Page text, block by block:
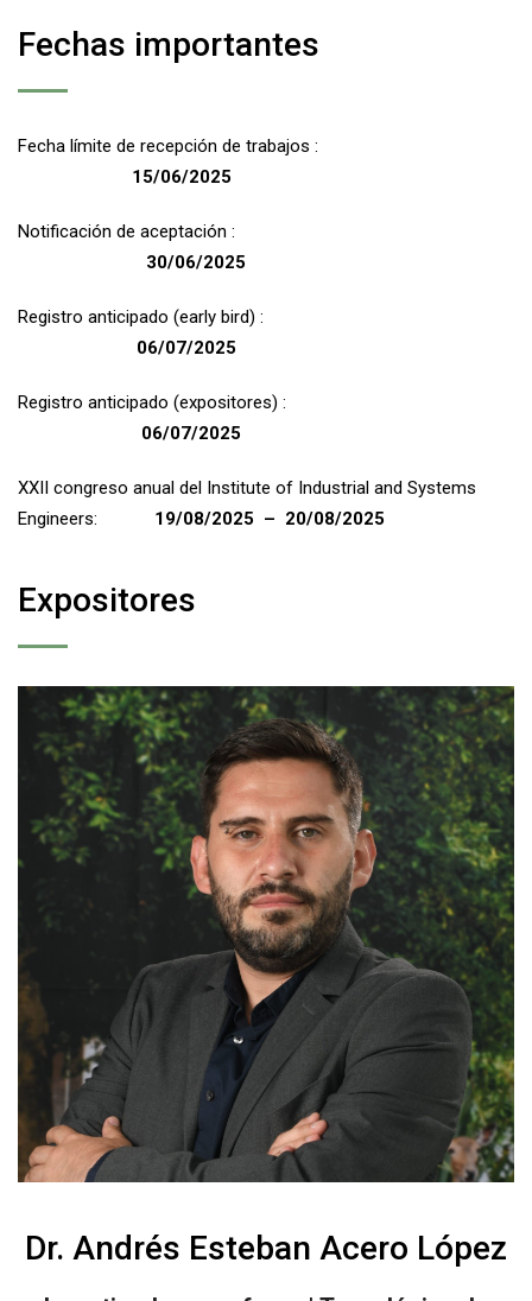
Fechas importantes
Fecha límite de recepción de trabajos :
15/06/2025
Notificación de aceptación :
30/06/2025
Registro anticipado (early bird) :
06/07/2025
Registro anticipado (expositores) :
06/07/2025
XXII congreso anual del Institute of Industrial and Systems
Engineers: 19/08/2025 – 20/08/2025
Expositores
Dr. Andrés Esteban Acero López